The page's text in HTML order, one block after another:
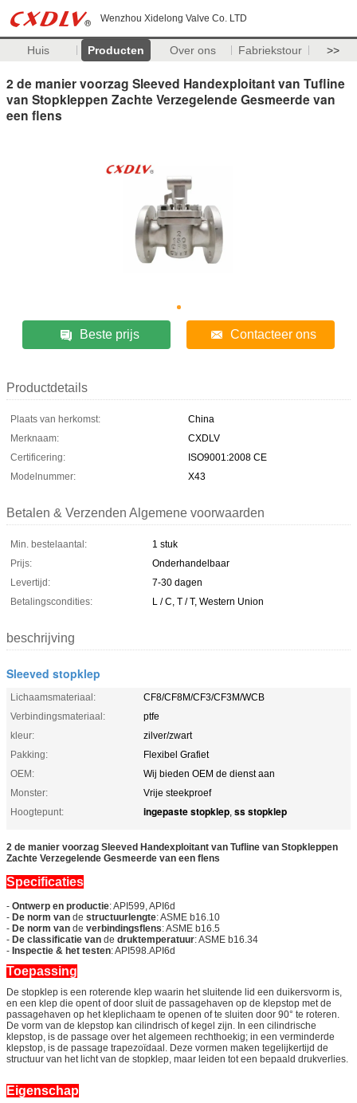
Wenzhou Xidelong Valve Co. LTD
Huis Producten Over ons Fabriekstour >>
2 de manier voorzag Sleeved Handexploitant van Tufline
van Stopkleppen Zachte Verzegelende Gesmeerde van
een flens
Beste prijs Contacteer ons
Productdetails
Plaats van herkomst:
China
Merknaam:
CXDLV
Certificering:
ISO9001:2008 CE
Modelnummer:
X43
Betalen & Verzenden Algemene voorwaarden
Min. bestelaantal:
1 stuk
Prijs:
Onderhandelbaar
Levertijd:
7-30 dagen
Betalingscondities:
L / C, T / T, Western Union
beschrijving
Sleeved stopklep
Lichaamsmateriaal:
CF8/CF8M/CF3/CF3M/WCB
Verbindingsmateriaal:
ptfe
kleur:
zilver/zwart
Pakking:
Flexibel Grafiet
OEM:
Wij bieden OEM de dienst aan
Monster:
Vrije steekproef
Hoogtepunt:
ingepaste stopklep, ss stopklep
2 de manier voorzag Sleeved Handexploitant van Tufline van Stopkleppen
Zachte Verzegelende Gesmeerde van een flens
Specificaties
- Ontwerp en productie: API599, API6d
- De norm van de structuurlengte: ASME b16.10
- De norm van de verbindingsflens: ASME b16.5
- De classificatie van de druktemperatuur: ASME b16.34
- Inspectie & het testen: API598.API6d
Toepassing
De stopklep is een roterende klep waarin het sluitende lid een duikersvorm is,
en een klep die opent of door sluit de passagehaven op de klepstop met de
passagehaven op het kleplichaam te openen of te sluiten door 90° te roteren.
De vorm van de klepstop kan cilindrisch of kegel zijn. In een cilindrische
klepstop, is de passage over het algemeen rechthoekig; in een verminderde
klepstop, is de passage trapezoïdaal. Deze vormen maken tegelijkertijd de
structuur van het licht van de stopklep, maar leiden tot een bepaald drukverlies.
Eigenschap